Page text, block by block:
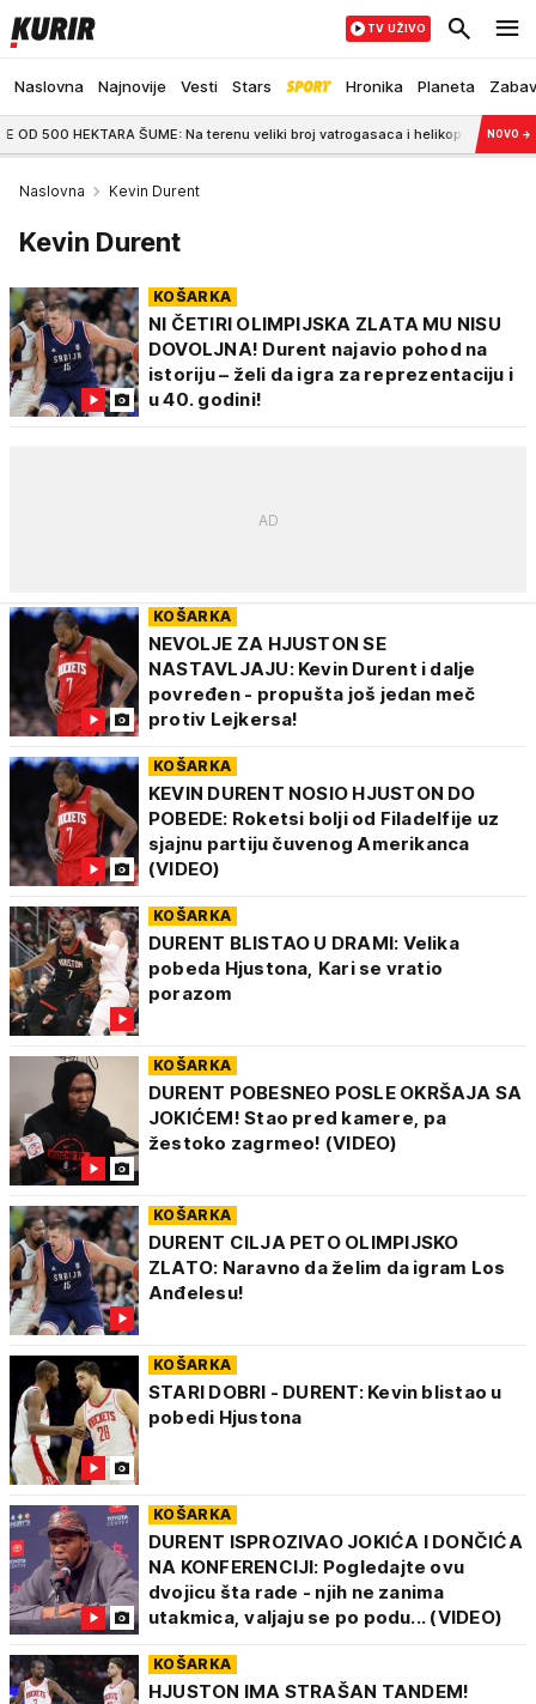
Naslovna Najnovije Vesti Stars Hronika Planeta
TV UŽIVO
ŠUME: Na terenu veliki broj vatrogasaca i helikopteri 18:06 Bila je
NOVO →
Naslovna Kevin Durent
Kevin Durent
KOŠARKA
NI ČETIRI OLIMPIJSKA ZLATA MU NISU
DOVOLJNA! Durent najavio pohod na
istoriju – želi da igra za reprezentaciju i
u 40. godini!
KOŠARKA
NEVOLJE ZA HJUSTON SE
NASTAVLJAJU: Kevin Durent i dalje
povređen - propušta još jedan meč
protiv Lejkersa!
KOŠARKA
KEVIN DURENT NOSIO HJUSTON DO
POBEDE: Roketsi bolji od Filadelfije uz
sjajnu partiju čuvenog Amerikanca
(VIDEO)
KOŠARKA
DURENT BLISTAO U DRAMI: Velika
pobeda Hjustona, Kari se vratio
porazom
KOŠARKA
DURENT POBESNEO POSLE OKRŠAJA SA
JOKIĆEM! Stao pred kamere, pa
žestoko zagrmeo! (VIDEO)
KOŠARKA
DURENT CILJA PETO OLIMPIJSKO
ZLATO: Naravno da želim da igram Los
Anđelesu!
KOŠARKA
STARI DOBRI - DURENT: Kevin blistao u
pobedi Hjustona
KOŠARKA
DURENT ISPROZIVAO JOKIĆA I DONČIĆA
NA KONFERENCIJI: Pogledajte ovu
dvojicu šta rade - njih ne zanima
utakmica, valjaju se po podu... (VIDEO)
KOŠARKA
HJUSTON IMA STRAŠAN TANDEM!